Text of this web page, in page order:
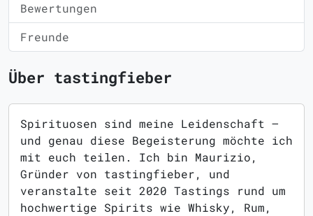
Bewertungen
Freunde
Über tastingfieber
Spirituosen sind meine Leidenschaft –
und genau diese Begeisterung möchte ich
mit euch teilen. Ich bin Maurizio,
Gründer von tastingfieber, und
veranstalte seit 2020 Tastings rund um
hochwertige Spirits wie Whisky, Rum,